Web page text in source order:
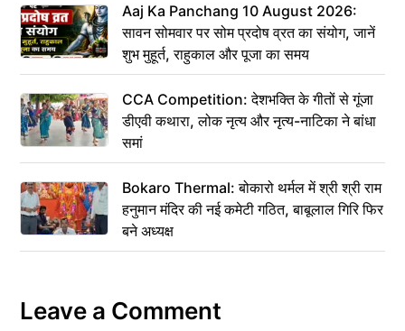
Aaj Ka Panchang 10 August 2026:
सावन सोमवार पर सोम प्रदोष व्रत का संयोग, जानें
शुभ मुहूर्त, राहुकाल और पूजा का समय
CCA Competition: देशभक्ति के गीतों से गूंजा
डीएवी कथारा, लोक नृत्य और नृत्य-नाटिका ने बांधा
समां
Bokaro Thermal: बोकारो थर्मल में श्री श्री राम
हनुमान मंदिर की नई कमेटी गठित, बाबूलाल गिरि फिर
बने अध्यक्ष
Leave a Comment